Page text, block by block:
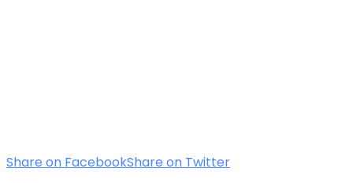
Share on FacebookShare on Twitter